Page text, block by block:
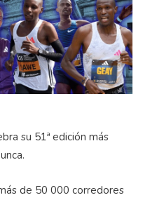
su 51ª edición más
de 50 000 corredores